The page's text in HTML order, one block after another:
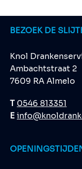
BEZOEK DE
Knol
Ambachtstraat 2
7609 RA Almelo
T 0546 813351
E